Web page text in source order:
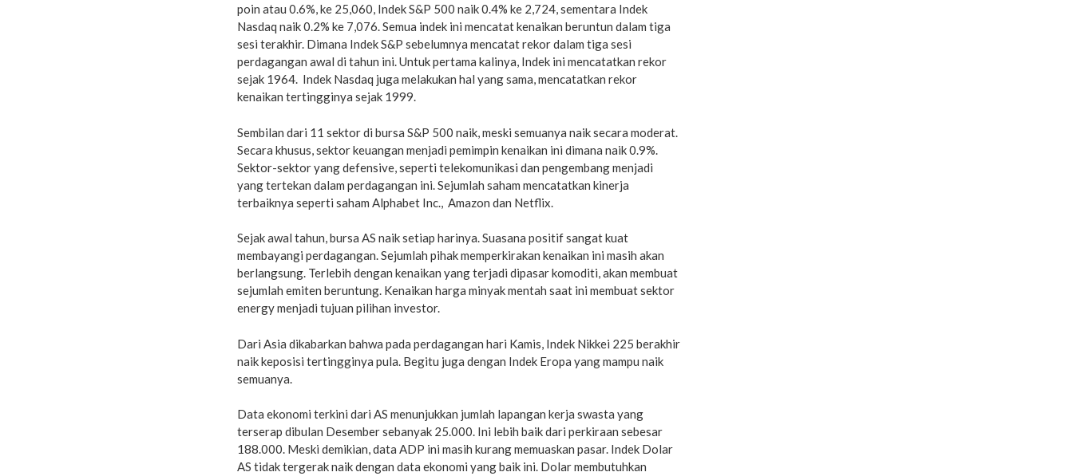
poin atau 0.6%, ke 25,060, Indek S&P 500 naik 0.4% ke 2,724, sementara Indek
Nasdaq naik 0.2% ke 7,076. Semua indek ini mencatat kenaikan beruntun dalam tiga
sesi terakhir. Dimana Indek S&P sebelumnya mencatat rekor dalam tiga sesi
perdagangan awal di tahun ini. Untuk pertama kalinya, Indek ini mencatatkan rekor
sejak 1964. Indek Nasdaq juga melakukan hal yang sama, mencatatkan rekor
kenaikan tertingginya sejak 1999.
Sembilan dari 11 sektor di bursa S&P 500 naik, meski semuanya naik secara moderat.
Secara khusus, sektor keuangan menjadi pemimpin kenaikan ini dimana naik 0.9%.
Sektor-sektor yang defensive, seperti telekomunikasi dan pengembang menjadi
yang tertekan dalam perdagangan ini. Sejumlah saham mencatatkan kinerja
terbaiknya seperti saham Alphabet Inc., Amazon dan Netflix.
Sejak awal tahun, bursa AS naik setiap harinya. Suasana positif sangat kuat
membayangi perdagangan. Sejumlah pihak memperkirakan kenaikan ini masih akan
berlangsung. Terlebih dengan kenaikan yang terjadi dipasar komoditi, akan membuat
sejumlah emiten beruntung. Kenaikan harga minyak mentah saat ini membuat sektor
energy menjadi tujuan pilihan investor.
Dari Asia dikabarkan bahwa pada perdagangan hari Kamis, Indek Nikkei 225 berakhir
naik keposisi tertingginya pula. Begitu juga dengan Indek Eropa yang mampu naik
semuanya.
Data ekonomi terkini dari AS menunjukkan jumlah lapangan kerja swasta yang
terserap dibulan Desember sebanyak 25.000. Ini lebih baik dari perkiraan sebesar
188.000. Meski demikian, data ADP ini masih kurang memuaskan pasar. Indek Dolar
AS tidak tergerak naik dengan data ekonomi yang baik ini. Dolar membutuhkan